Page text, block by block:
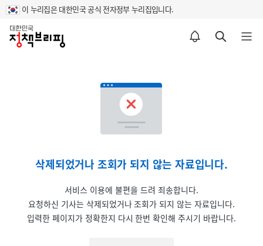
이 누리집은 대한민국 공식 전자정부 누리집입니다.
홈
알림설정 바로가기 검색 바로가기 메뉴 열기
삭제되었거나 조회가 되지 않는 자료입니다.
서비스 이용에 불편을 드려 죄송합니다.
요청하신 기사는 삭제되었거나 조회가 되지 않는 자료입니다.
입력한 페이지가 정확한지 다시 한번 확인해 주시기 바랍니다.